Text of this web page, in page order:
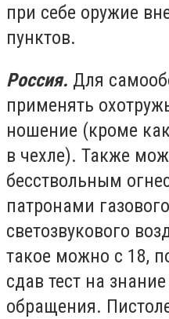
при себе оружие
пунктов.
Россия. Для
применять
ношение (кроме
в чехле). Также
бесствольным
патронами
светозвукового
такое можно с 18,
сдав тест на
обращения.